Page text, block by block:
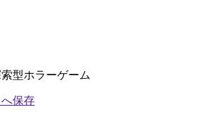
型ホラーゲーム